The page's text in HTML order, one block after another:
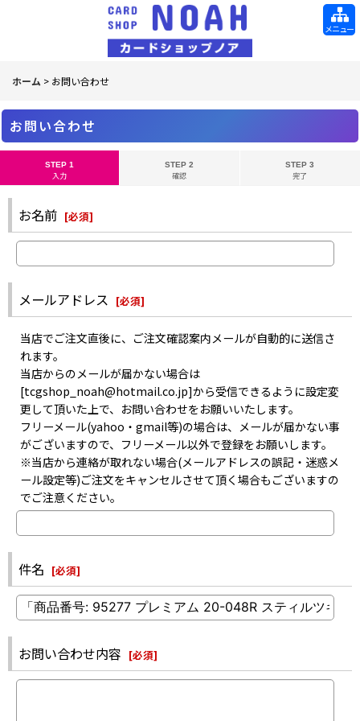
メニュー
ホーム > お問い合わせ
お問い合わせ
STEP 1
入力
STEP 2
確認
STEP 3
完了
お名前 [必須]
メールアドレス [必須]
当店でご注文直後に、ご注文確認案内メールが自動的に送信さ
れます。
当店からのメールが届かない場合は
[tcgshop_noah@hotmail.co.jp]から受信できるように設定変
更して頂いた上で、お問い合わせをお願いいたします。
フリーメール(yahoo・gmail等)の場合は、メールが届かない事
がございますので、フリーメール以外で登録をお願いします。
※当店から連絡が取れない場合(メールアドレスの誤記・迷惑メ
ール設定等)ご注文をキャンセルさせて頂く場合もございますの
でご注意ください。
件名 [必須]
お問い合わせ内容 [必須]